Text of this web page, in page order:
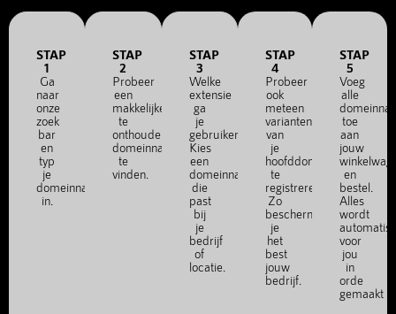
STAP
1
Ga
naar
onze
zoek
bar
en
typ
je
domeinnaam
in.
STAP
2
Probeer
een
makkelijke
te
onthouden
domeinnaam
te
vinden.
STAP
3
Welke
extensie
ga
je
gebruiken?
Kies
een
domeinnaam
die
past
bij
je
bedrijf
of
locatie.
STAP
4
Probeer
ook
meteen
varianten
van
je
hoofddomein
te
registreren.
Zo
bescherm
je
het
best
jouw
bedrijf.
STAP
5
Voeg
alle
toe
aan
jouw
en
bestel.
Alles
wordt
voor
jou
in
orde
gemaakt